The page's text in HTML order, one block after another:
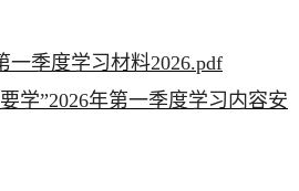
一季度学习材料2026.pdf
学”2026年第一季度学习内容安